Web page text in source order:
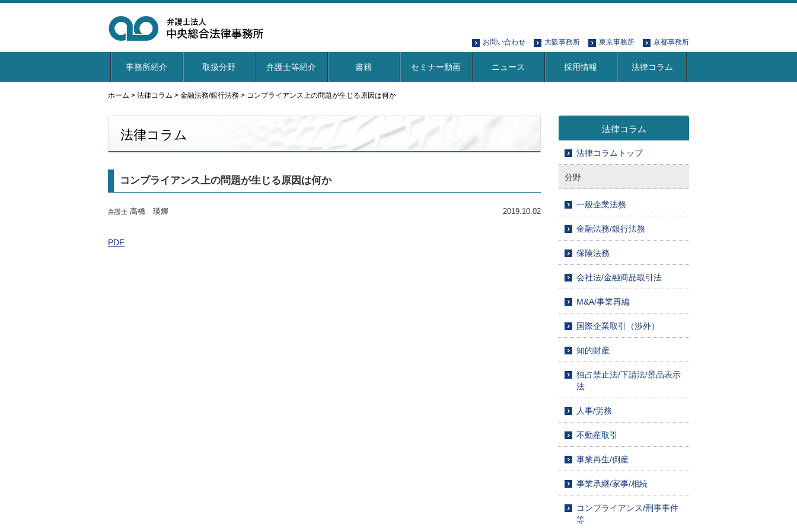
お問い合わせ 大阪事務所 東京事務所 京都事務所
事務所紹介 取扱分野 弁護士等紹介 書籍 セミナー動画 ニュース 採用情報 法律コラム
ホーム > 法律コラム > 金融法務/銀行法務 > コンプライアンス上の問題が生じる原因は何か
法律コラム
コンプライアンス上の問題が生じる原因は何か
弁護士 髙橋 瑛輝 2019.10.02
PDF
法律コラム
法律コラムトップ
分野
一般企業法務
金融法務/銀行法務
保険法務
会社法/金融商品取引法
M&A/事業再編
国際企業取引（渉外）
知的財産
独占禁止法/下請法/景品表示
法
人事/労務
不動産取引
事業再生/倒産
事業承継/家事/相続
コンプライアンス/刑事事件
等